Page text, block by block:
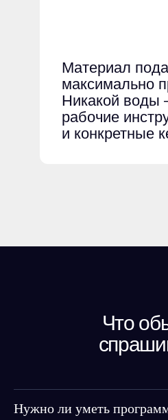
Материал
максимально
Никакой воды
рабочие
и конкретные
Что
Нужно ли уметь